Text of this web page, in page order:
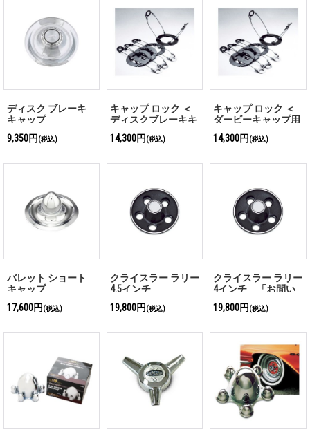
ディスク ブレーキ
キャップ
9,350円 (税込)
キャップ ロック ＜
ディスクブレーキキ
14,300円 (税込)
キャップ ロック ＜
ダービーキャップ用
14,300円 (税込)
バレット ショート
キャップ
17,600円 (税込)
クライスラー ラリー
4.5インチ
19,800円 (税込)
クライスラー ラリー
4インチ 「お問い
合わせください」
19,800円 (税込)